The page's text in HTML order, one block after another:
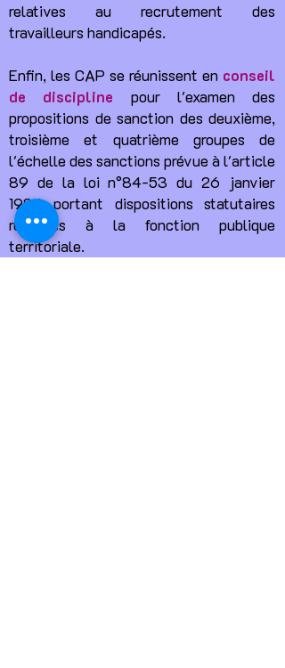
relatives au recrutement des
travailleurs handicapés.
Enfin, les CAP se réunissent en conseil
de discipline pour l'examen des
propositions de sanction des deuxième,
troisième et quatrième groupes de
l'échelle des sanctions prévue à l'article
89 de la loi n°84-53 du 26 janvier
1984 portant dispositions statutaires
relatives à la fonction publique
territoriale.